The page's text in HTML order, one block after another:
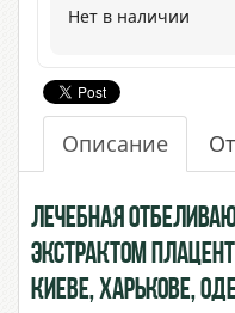
Нет в наличии
Описание
Лечебная
экстрактом
Киеве, Харькове,